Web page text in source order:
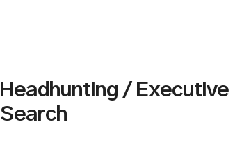
Headhunting / Executive
Search